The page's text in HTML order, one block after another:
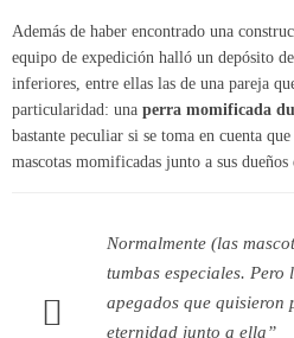
Además de haber encontrado una
equipo de expedición halló un depósito
inferiores, entre ellas las de una pareja
particularidad: una perra momificada
bastante peculiar si se toma en cuenta
mascotas momificadas junto a sus dueños
Normalmente (las
tumbas especiales. Pero
apegados que quisieron
eternidad junto a ella”